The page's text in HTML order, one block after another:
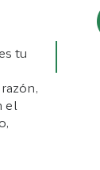
tu
el